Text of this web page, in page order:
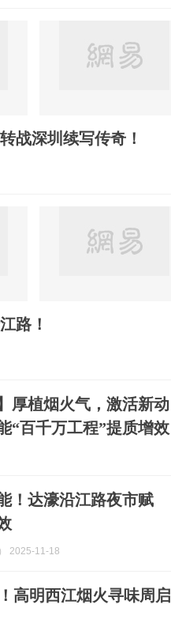
战深圳续写传奇！
路！
厚植烟火气，激活新动
“百千万工程”提质增效
！达濠沿江路夜市赋
2025-11-18
高明西江烟火寻味周启